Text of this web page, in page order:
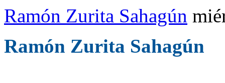
Ramón Zurita Sahagún
Ramón Zurita Sahagún